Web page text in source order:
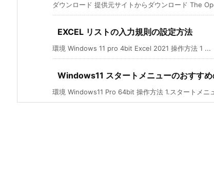
ダウンロード 提供元サイトからダウンロード The
EXCEL リストの入力規則の設定方法
環境 Windows 11 pro 4bit Excel 2021 操作方法 1 ...
Windows11 スタートメニューのおすす
環境 Windows11 Pro 64bit 操作方法 1.スタートメニ